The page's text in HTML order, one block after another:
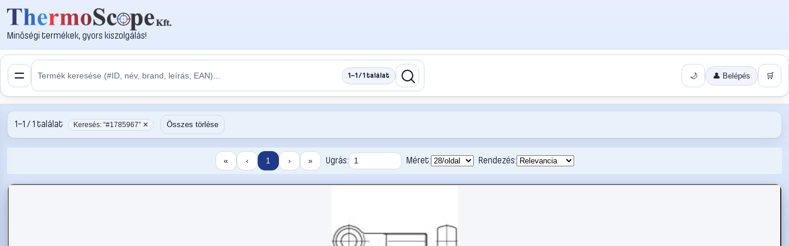
Minőségi termékek, gyors kiszolgálás!
1–1 / 1 találat 🌙 👤 Belépés 🛒
1–1 / 1 találat Keresés: “#1785967” ✕ Összes törlése
« ‹ 1 › » Ugrás: Méret: Rendezés: